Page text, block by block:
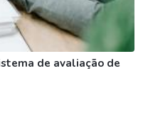
de avaliação de